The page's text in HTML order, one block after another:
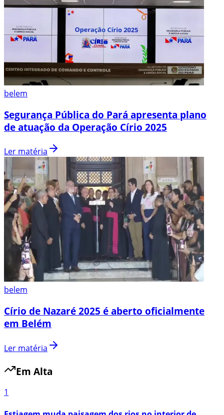
belem
Segurança Pública do Pará apresenta plano
de atuação da Operação Círio 2025
Ler matéria
belem
Círio de Nazaré 2025 é aberto oficialmente
em Belém
Ler matéria
Em Alta
1